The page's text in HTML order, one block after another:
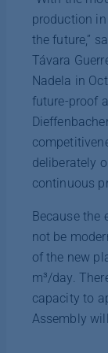
production
the future,”
Távara
Nadela in
future-proof
deliberately
continuous
Because the
not be
of the new
m³/day.
capacity to
Assembly